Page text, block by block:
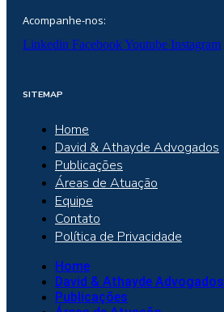
Acompanhe-nos:
Linkedin FacebookYoutube Instagram
SITEMAP
Home
David & Athayde Advogados
Publicações
Áreas de Atuação
Equipe
Contato
Política de Privacidade
Home
David & Athayde Advogados
Publicações